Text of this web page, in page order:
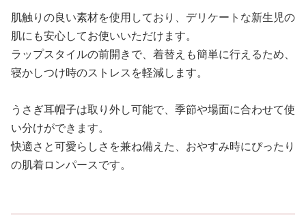
肌触りの良い素材を使用しており、デリケートな新生児の
肌にも安心してお使いいただけます。
ラップスタイルの前開きで、着替えも簡単に行えるため、
寝かしつけ時のストレスを軽減します。
うさぎ耳帽子は取り外し可能で、季節や場面に合わせて使
い分けができます。
快適さと可愛らしさを兼ね備えた、おやすみ時にぴったり
の肌着ロンパースです。